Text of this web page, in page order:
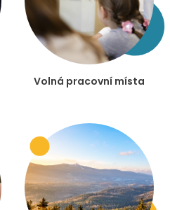
Volná pracovní místa